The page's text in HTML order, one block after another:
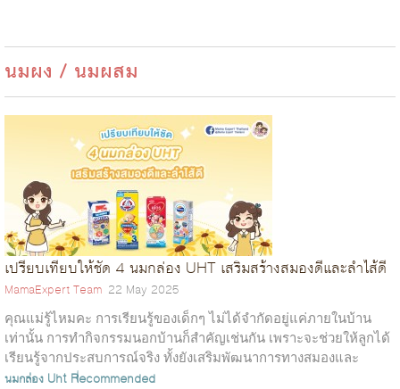
นมผง / นมผสม
เปรียบเทียบให้ชัด 4 นมกล่อง UHT เสริมสร้างสมองดีและลำไส้ดี
MamaExpert Team 22 May 2025
คุณแม่รู้ไหมคะ การเรียนรู้ของเด็กๆ ไม่ได้จำกัดอยู่แค่ภายในบ้าน
เท่านั้น การทำกิจกรรมนอกบ้านก็สำคัญเช่นกัน เพราะจะช่วยให้ลูกได้
เรียนรู้จากประสบการณ์จริง ทั้งยังเสริมพัฒนาการทางสมองและ
ร่างกายควบคู่ไปด้...
นมกล่อง Uht Recommended